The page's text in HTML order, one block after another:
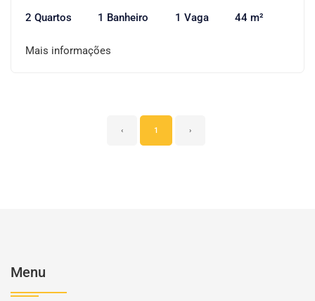
2 Quartos 1 Banheiro 1 Vaga 44 m²
Mais informações
‹ 1 ›
Menu